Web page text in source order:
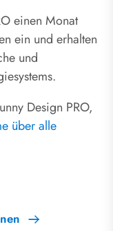
einen Monat
ein und erhalten
und
Design PRO,
über alle